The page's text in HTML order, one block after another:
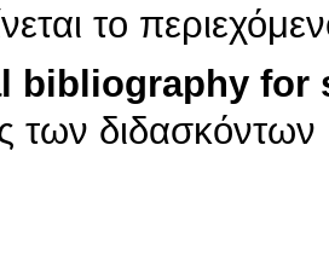
το
bibliography for
των διδασκόντων